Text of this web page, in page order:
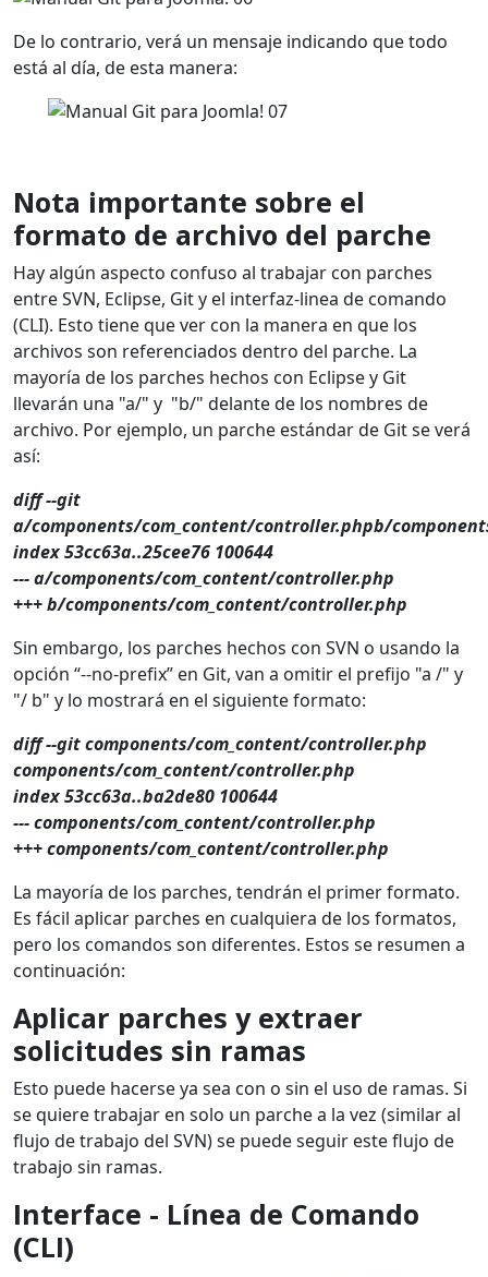
De lo contrario, verá un mensaje indicando que todo
está al día, de esta manera:
Nota importante sobre el
formato de archivo del parche
Hay algún aspecto confuso al trabajar con parches
entre SVN, Eclipse, Git y el interfaz-linea de comando
(CLI). Esto tiene que ver con la manera en que los
archivos son referenciados dentro del parche. La
mayoría de los parches hechos con Eclipse y Git
llevarán una "a/" y "b/" delante de los nombres de
archivo. Por ejemplo, un parche estándar de Git se verá
así:
diff --git
a/components/com_content/controller.phpb/
index 53cc63a..25cee76 100644
--- a/components/com_content/controller.php
+++ b/components/com_content/controller.php
Sin embargo, los parches hechos con SVN o usando la
opción “--no-prefix” en Git, van a omitir el prefijo "a /" y
"/ b" y lo mostrará en el siguiente formato:
diff --git components/com_content/controller.php
components/com_content/controller.php
index 53cc63a..ba2de80 100644
--- components/com_content/controller.php
+++ components/com_content/controller.php
La mayoría de los parches, tendrán el primer formato.
Es fácil aplicar parches en cualquiera de los formatos,
pero los comandos son diferentes. Estos se resumen a
continuación:
Aplicar parches y extraer
solicitudes sin ramas
Esto puede hacerse ya sea con o sin el uso de ramas. Si
se quiere trabajar en solo un parche a la vez (similar al
flujo de trabajo del SVN) se puede seguir este flujo de
trabajo sin ramas.
Interface - Línea de Comando
(CLI)